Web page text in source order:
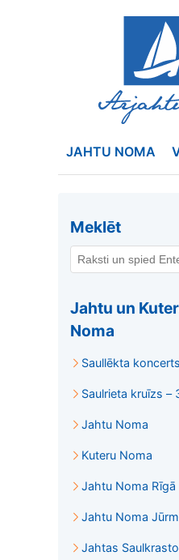
JAHTU NOMA
Meklēt
Jahtu un
Noma
Saullēkta koncerts
Saulrieta kruīzs –
Jahtu Noma
Kuteru Noma
Jahtu Noma Rīgā
Jahtu Noma
Jahtas